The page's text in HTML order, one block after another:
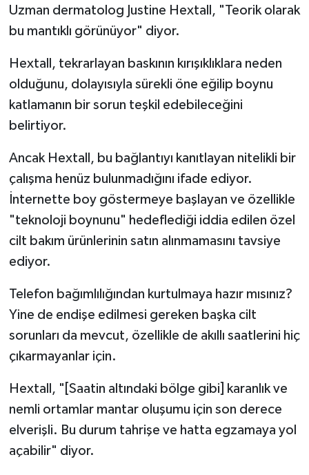
Uzman dermatolog Justine Hextall, "Teorik olarak
bu mantıklı görünüyor" diyor.
Hextall, tekrarlayan baskının kırışıklıklara neden
olduğunu, dolayısıyla sürekli öne eğilip boynu
katlamanın bir sorun teşkil edebileceğini
belirtiyor.
Ancak Hextall, bu bağlantıyı kanıtlayan nitelikli bir
çalışma henüz bulunmadığını ifade ediyor.
İnternette boy göstermeye başlayan ve özellikle
"teknoloji boynunu" hedeflediği iddia edilen özel
cilt bakım ürünlerinin satın alınmamasını tavsiye
ediyor.
Telefon bağımlılığından kurtulmaya hazır mısınız?
Yine de endişe edilmesi gereken başka cilt
sorunları da mevcut, özellikle de akıllı saatlerini hiç
çıkarmayanlar için.
Hextall, "[Saatin altındaki bölge gibi] karanlık ve
nemli ortamlar mantar oluşumu için son derece
elverişli. Bu durum tahrişe ve hatta egzamaya yol
açabilir" diyor.